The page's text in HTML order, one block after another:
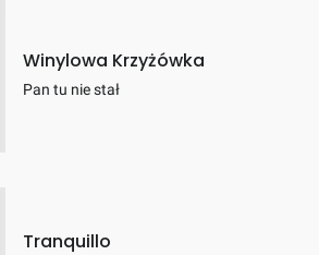
Winylowa Krzyżówka
Pan tu nie stał
Tranquillo